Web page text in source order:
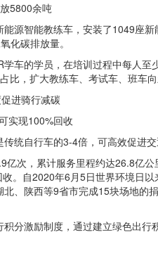
5800余吨
源智能教练车，安装了1049座
化碳排放量。
车的学员，在培训过程中每人
，扩大教练车、考试车、班车
进骑行减碳
实现100%回收
统自行车的3-4倍，可高效促进交
次，累计服务里程约达26.8亿
自2020年6月5日世界环境日
、陕西等9省市完成15块场地的
分激励制度，通过建立绿色出